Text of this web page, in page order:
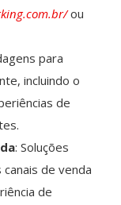
ou
para
incluindo o
de
: Soluções
de venda
de